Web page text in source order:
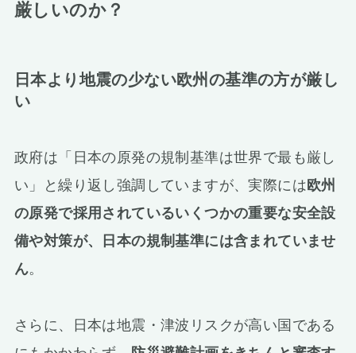
厳しいのか？
日本より地震の少ない欧州の基準の方が厳し
い
政府は「日本の原発の規制基準は世界で最も厳し
い」と繰り返し強調していますが、実際には欧州
の原発で採用されているいくつかの重要な安全設
備や対策が、日本の規制基準には含まれていませ
ん。
さらに、日本は地震・津波リスクが高い国である